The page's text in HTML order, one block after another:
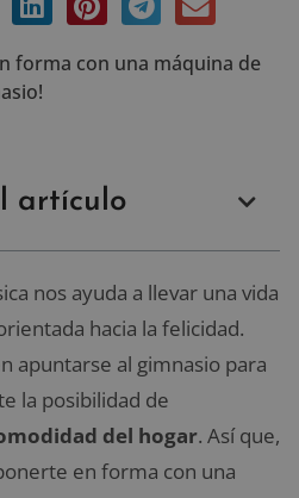
forma con una máquina de
artículo
nos ayuda a llevar una vida
hacia la felicidad.
apuntarse al gimnasio para
la posibilidad de
del hogar. Así que,
en forma con una